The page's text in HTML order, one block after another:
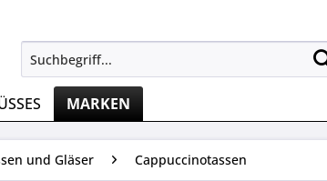
MARKEN
und Gläser Cappuccinotassen